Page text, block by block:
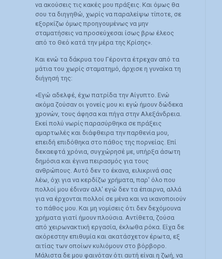
να ακούσεις τις κακές μου πράξεις. Και όμως θα
σου τα διηγηθώ, χωρίς να παραλείψω τίποτε, σε
εξορκίζω όμως προηγουμένως να μην
σταματήσεις να προσεύχεσαι ίσως βρω έλεος
από το Θεό κατά την μέρα της Κρίσης».
Και ενώ τα δάκρυα του Γέροντα έτρεχαν από τα
μάτια του χωρίς σταματημό, άρχισε η γυναίκα τη
διήγησή της:
«Εγώ αδελφέ, έχω πατρίδα την Αίγυπτο. Ενώ
ακόμα ζούσαν οι γονείς μου κι εγώ ήμουν δώδεκα
χρονών, τους άφησα και πήγα στην Αλεξάνδρεια.
Εκεί πολύ νωρίς παρασύρθηκα σε πράξεις
αμαρτωλές και διάφθειρα την παρθενία μου,
επειδή επιδόθηκα στο πάθος της πορνείας. Επί
δεκαεφτά χρόνια, συγχώρησέ με, υπήρξα άσωτη
δημόσια και έγινα πειρασμός για τους
ανθρώπους. Αυτό δεν το έκανα, ειλικρινά σας
λέω, όχι για να κερδίζω χρήματα, παρ' όλο που
πολλοί μου έδιναν αλλ' εγώ δεν τα έπαιρνα, αλλά
για να έρχονται πολλοί σε μένα και να ικανοποιούν
το πάθος μου. Και μη νομίσεις ότι δεν δεχόμουνα
χρήματα γιατί ήμουν πλούσια. Αντίθετα, ζούσα
από χειρωνακτική εργασία, έκλωθα ρόκα. Είχα δε
ακόρεστην επιθυμία και ακατάσχετον έρωτα, εξ
αιτίας των οποίων κυλιόμουν στο βόρβορο.
Μάλιστα δε μου φαινόταν ότι αυτή είναι η ζωή, να